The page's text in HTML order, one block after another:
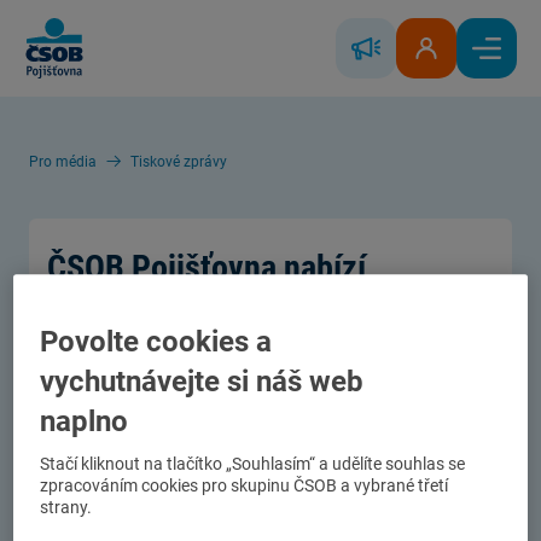
Skip to Main Content
Řešení škodyKlientská zóna
Hlavní
Pro média Tiskové zprávy
ČSOB Pojišťovna nabízí
zdarma
05.10. 2021
všechny. To aktuální nabízí ČSOB Pojišťovna v
rámci své kampaně s názvem Mějte za volantem
Povolte cookies a
vychutnávejte si náš web
naplno
Stačí kliknout na tlačítko „Souhlasím“ a udělíte souhlas se
zpracováním cookies pro skupinu ČSOB a vybrané třetí
strany.